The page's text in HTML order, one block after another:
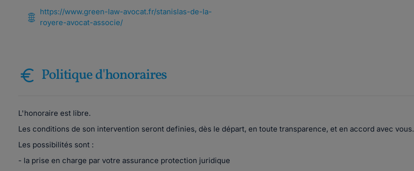
https://www.green-law-avocat.fr/stanislas-de-la-
royere-avocat-associe/
Politique d'honoraires
L'honoraire est libre.
Les conditions de son intervention seront definies, dès le départ, en toute transparence, et en accord avec vous.
Les possibilités sont :
- la prise en charge par votre assurance protection juridique